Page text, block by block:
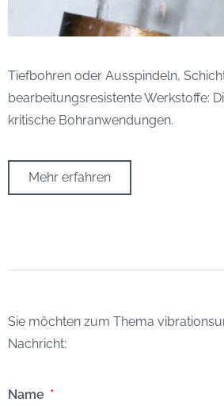
Tiefbohren oder Ausspindeln,
bearbeitungsresistente Werkstoffe:
kritische Bohranwendungen.
Mehr erfahren
Sie möchten zum Thema
Nachricht:
Name